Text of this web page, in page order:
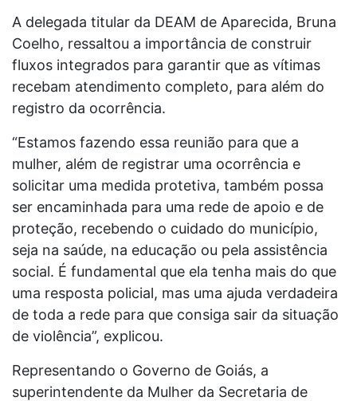
A delegada titular da DEAM de Aparecida, Bruna
Coelho, ressaltou a importância de construir
fluxos integrados para garantir que as vítimas
recebam atendimento completo, para além do
registro da ocorrência.
“Estamos fazendo essa reunião para que a
mulher, além de registrar uma ocorrência e
solicitar uma medida protetiva, também possa
ser encaminhada para uma rede de apoio e de
proteção, recebendo o cuidado do município,
seja na saúde, na educação ou pela assistência
social. É fundamental que ela tenha mais do que
uma resposta policial, mas uma ajuda verdadeira
de toda a rede para que consiga sair da situação
de violência”, explicou.
Representando o Governo de Goiás, a
superintendente da Mulher da Secretaria de